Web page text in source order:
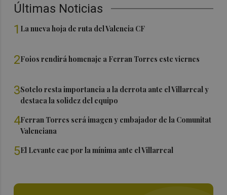
Últimas Noticias
1 La nueva hoja de ruta del Valencia CF
2Foios rendirá homenaje a Ferran Torres este viernes
3Sotelo resta importancia a la derrota ante el Villarreal y
destaca la solidez del equipo
4Ferran Torres será imagen y embajador de la Comunitat
Valenciana
5El Levante cae por la mínima ante el Villarreal